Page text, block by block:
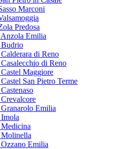
Marconi
Predosa
Emilia
Budrio
di Reno
di Reno
Maggiore
San Pietro Terme
Emilia
Emilia